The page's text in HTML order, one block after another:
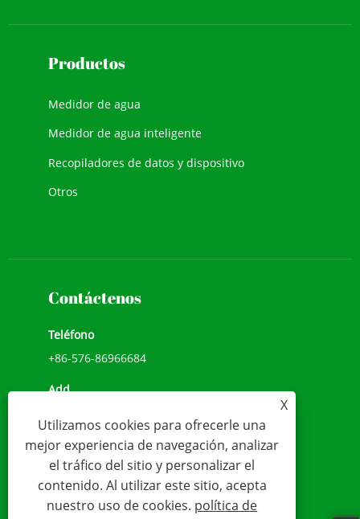
Productos
Medidor de agua
Medidor de agua inteligente
Recopiladores de datos y dispositivo
Otros
Contáctenos
Teléfono
+86-576-86966684
Add
NO.1039, AVENIDA JIULONG, CALLE CHENGXI,
WENLING, ZHEJIANG, CHINA (317500)
Correo electrónico
sales@younio.com
X
Utilizamos cookies para ofrecerle una
mejor experiencia de navegación, analizar
el tráfico del sitio y personalizar el
contenido. Al utilizar este sitio, acepta
nuestro uso de cookies. política de